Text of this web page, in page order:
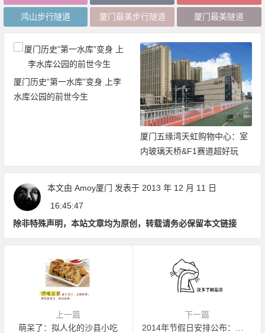
鸿山步行隧道 厦门最美步行隧道 厦门最美隧道
厦门历史”第一水库”变身 上李
水库公园的前世今生
厦门五缘湾天虹购物中心：室
内玻璃天桥&F1赛道超好玩
本文由 Amoy厦门 发表于 2013 年 12 月 11 日
16:45:47
除非特殊声明，本站文章均为原创，转载请务必保留本文链接
上一篇
萌呆了：拟人化的沙县小吃
下一篇